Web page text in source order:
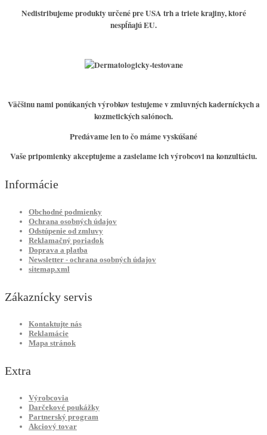
Nedistribujeme produkty určené pre USA trh a triete krajiny, ktoré
nespĺňajú EU.
Väčšinu nami ponúkaných výrobkov testujeme v zmluvných kaderníckych a
kozmetických salónoch.
Predávame len to čo máme vyskúšané
Vaše pripomienky akceptujeme a zasielame ich výrobcovi na konzultáciu.
Informácie
Obchodné podmienky
Ochrana osobných údajov
Odstúpenie od zmluvy
Reklamačný poriadok
Doprava a platba
Newsletter - ochrana osobných údajov
sitemap.xml
Zákaznícky servis
Kontaktujte nás
Reklamácie
Mapa stránok
Extra
Výrobcovia
Darčekové poukážky
Partnerský program
Akciový tovar